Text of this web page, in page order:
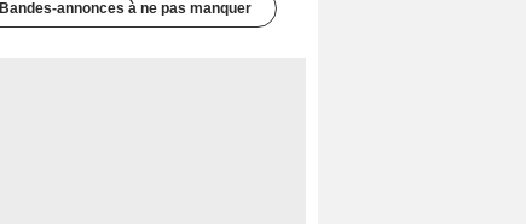
Bandes-annonces à ne pas manquer